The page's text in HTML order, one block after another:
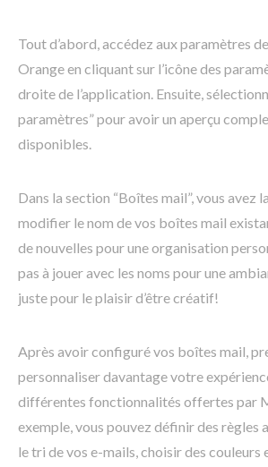
Tout d’abord, accédez aux paramètres
Orange en cliquant sur l’icône des
droite de l’application. Ensuite,
paramètres” pour avoir un aperçu
disponibles.
Dans la section “Boîtes mail”, vous avez
modifier le nom de vos boîtes mail
de nouvelles pour une organisation
pas à jouer avec les noms pour une
juste pour le plaisir d’être créatif!
Après avoir configuré vos boîtes mail,
personnaliser davantage votre
différentes fonctionnalités offertes par
exemple, vous pouvez définir des règles
le tri de vos e-mails, choisir des couleurs